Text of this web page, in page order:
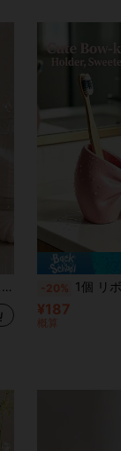
-20% 1個 リボン型歯ブラシホルダー、リボン型デスクトップオーナメント、プラスチック製
¥187
概算